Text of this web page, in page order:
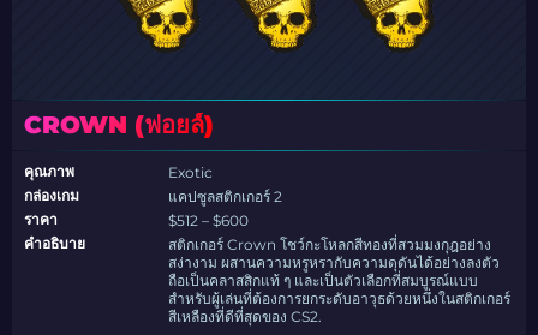
CROWN (ฟอยล์)
คุณภาพ
Exotic
กล่องเกม
แคปซูลสติกเกอร์ 2
ราคา
$512 – $600
คำอธิบาย
สติกเกอร์ Crown โชว์กะโหลกสีทองที่สวมมงกุฎอย่าง
สง่างาม ผสานความหรูหรากับความดุดันได้อย่างลงตัว
ถือเป็นคลาสสิกแท้ ๆ และเป็นตัวเลือกที่สมบูรณ์แบบ
สำหรับผู้เล่นที่ต้องการยกระดับอาวุธด้วยหนึ่งในสติกเกอร์
สีเหลืองที่ดีที่สุดของ CS2.